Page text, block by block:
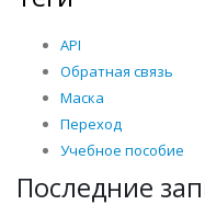
API
Обратная связь
Маска
Переход
Учебное пособие
Последние